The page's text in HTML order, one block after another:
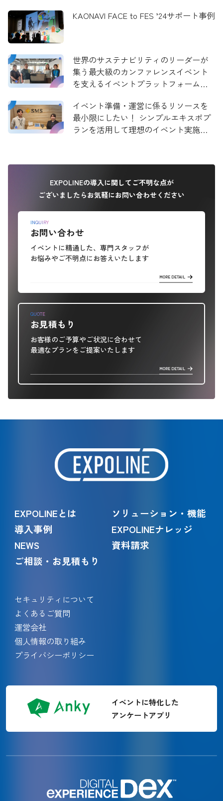
KAONAVI FACE to FES ’24サポート事例
世界のサステナビリティのリーダーが
集う最大級のカンファレンスイベント
を支えるイベントプラットフォーム！
管理を実現
イベント準備・運営に係るリソースを
最小限にしたい！ シンプルエキスポプ
ランを活用して理想のイベント実施を
EXPOLINEの導入に関してご不明な点が
ございましたらお気軽にお問い合わせください
INQUIRY
お問い合わせ
イベントに精通した、専門スタッフが
お悩みやご不明点にお答えいたします
MORE DETAIL
QUOTE
お見積もり
お客様のご予算やご状況に合わせて
最適なプランをご提案いたします
MORE DETAIL
EXPOLINEとは
ソリューション・機能
導入事例
EXPOLINEナレッジ
NEWS
資料請求
ご相談・お見積もり
セキュリティについて
よくあるご質問
運営会社
個人情報の取り組み
プライバシーポリシー
イベントに特化した
アンケートアプリ